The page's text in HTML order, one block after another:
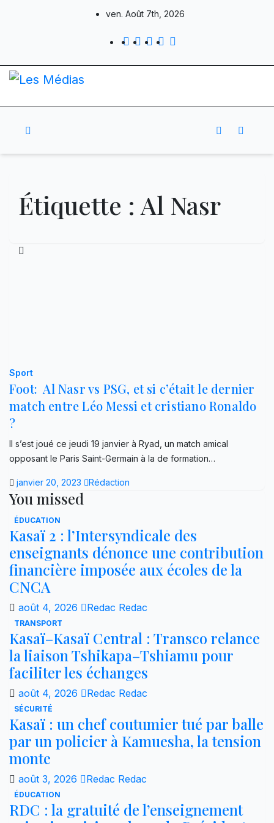
ven. Août 7th, 2026
Étiquette : Al Nasr
Sport
Foot: Al Nasr vs PSG, et si c’était le dernier
match entre Léo Messi et cristiano Ronaldo
?
Il s’est joué ce jeudi 19 janvier à Ryad, un match amical
opposant le Paris Saint-Germain à la de formation…
janvier 20, 2023 Rédaction
You missed
ÉDUCATION
Kasaï 2 : l’Intersyndicale des
enseignants dénonce une contribution
financière imposée aux écoles de la
CNCA
août 4, 2026 Redac Redac
TRANSPORT
Kasaï–Kasaï Central : Transco relance
la liaison Tshikapa–Tshiamu pour
faciliter les échanges
août 4, 2026 Redac Redac
SÉCURITÉ
Kasaï : un chef coutumier tué par balle
par un policier à Kamuesha, la tension
monte
août 3, 2026 Redac Redac
ÉDUCATION
RDC : la gratuité de l’enseignement